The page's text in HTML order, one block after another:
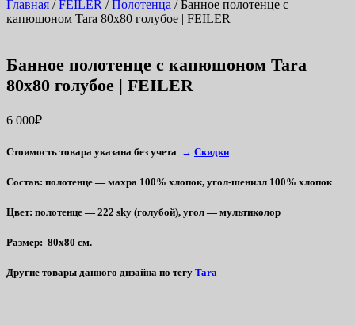
Главная /FEILER /Полотенца / Банное полотенце с
капюшоном Tara 80х80 голубое | FEILER
Банное полотенце с капюшоном Tara
80х80 голубое | FEILER
6 000₽
Стоимость товара указана без учета → Скидки
Состав: полотенце — махра 100% хлопок, угол-шенилл 100% хлопок
Цвет: полотенце — 222 sky (голубой), угол — мультиколор
Размер: 80х80 см.
Другие товары данного дизайна по тегу Tara